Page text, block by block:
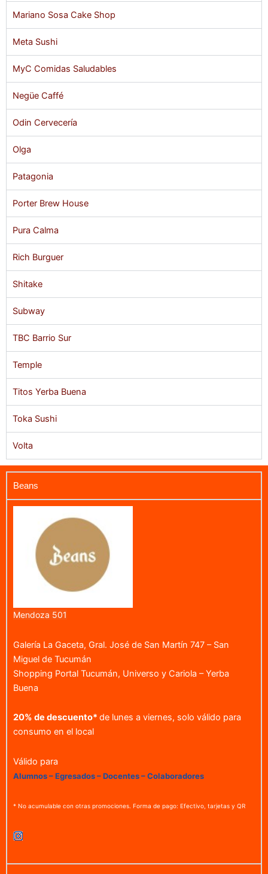
Mariano Sosa Cake Shop
Meta Sushi
MyC Comidas Saludables
Negüe Caffé
Odin Cervecería
Olga
Patagonia
Porter Brew House
Pura Calma
Rich Burguer
Shitake
Subway
TBC Barrio Sur
Temple
Titos Yerba Buena
Toka Sushi
Volta
Beans
Mendoza 501
Galería La Gaceta, Gral. José de San Martín 747 – San
Miguel de Tucumán
Shopping Portal Tucumán, Universo y Cariola – Yerba
Buena
20% de descuento* de lunes a viernes, solo válido para
consumo en el local
Válido para
Alumnos – Egresados – Docentes – Colaboradores
* No acumulable con otras promociones. Forma de pago: Efectivo, tarjetas y QR